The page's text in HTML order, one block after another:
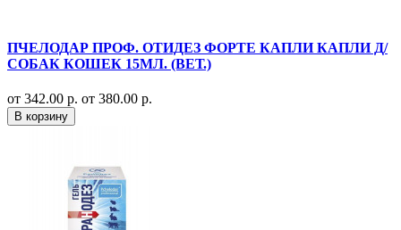
ПЧЕЛОДАР ПРОФ. ОТИДЕЗ ФОРТЕ КАПЛИ КАПЛИ Д/
СОБАК КОШЕК 15МЛ. (ВЕТ.)
от 342.00 р. от 380.00 р.
В корзину